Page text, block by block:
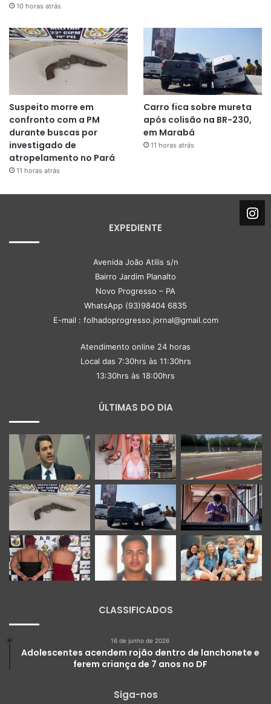
10 horas atrás
Suspeito morre em
confronto com a PM
durante buscas por
investigado de
atropelamento no Pará
11 horas atrás
Carro fica sobre mureta
após colisão na BR-230,
em Marabá
11 horas atrás
EXPEDIENTE
Avenida João Atilis s/n
Bairro Jardim Planalto
Novo Progresso – PA
WhatsApp (93)98404 6835
E-mail : folhadoprogresso.jornal@gmail.com
Atendimento online 24 horas
Local das 7:30hrs às 11:30hrs
13:30hrs às 18:00hrs
ÚLTIMAS DO DIA
CLASSIFICADOS
16 de junho de 2026
Adolescentes acendem rojão dentro de lanchonete e
ferem criança de 7 anos no DF
Siga-nos